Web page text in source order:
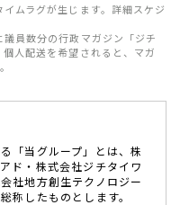
ムラグが生じます。詳細スケジ
員数分の行政マガジン「ジチ
人配送を希望されると、マガ
「当グループ」とは、株
ド・株式会社ジチタイワ
社地方創生テクノロジー
称したものとします。